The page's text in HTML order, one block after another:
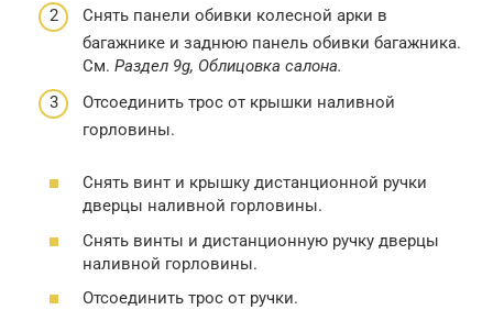
Снять панели обивки колесной арки в
багажнике и заднюю панель обивки багажника.
См. Раздел 9g, Облицовка салона.
Отсоединить трос от крышки наливной
горловины.
Снять винт и крышку дистанционной ручки
дверцы наливной горловины.
Снять винты и дистанционную ручку дверцы
наливной горловины.
Отсоединить трос от ручки.